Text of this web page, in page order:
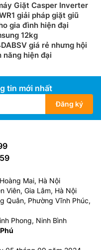
Giặt Casper Inverter
giải pháp giặt giũ
gia đình hiện đại
12kg
giá rẻ nhưng hội
năng hiện đại
tin mới nhất
Đăng ký
Mai, Hà Nội
Viên, Gia Lâm, Hà Nội
Quân, Phường Vĩnh Phúc,
Phong, Ninh Bình